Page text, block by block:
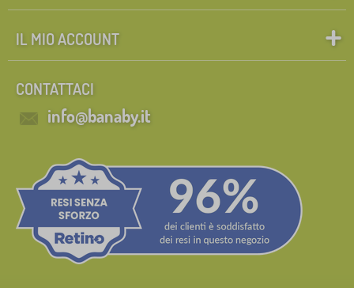
IL MIO ACCOUNT
CONTATTACI
info@banaby.it